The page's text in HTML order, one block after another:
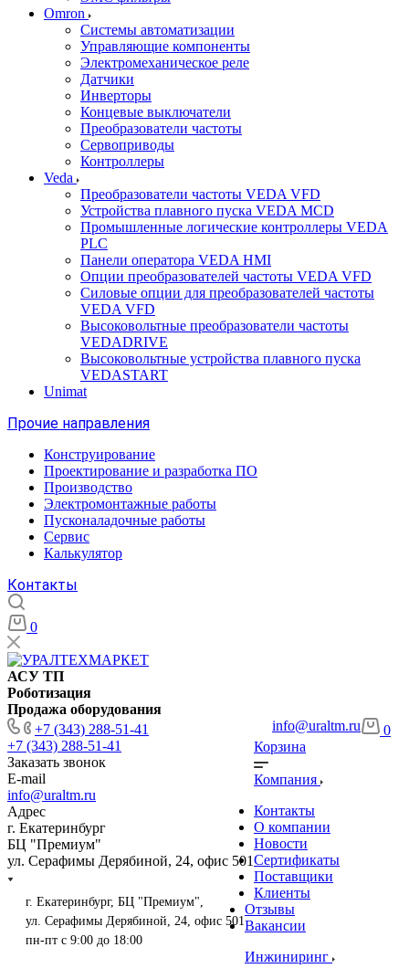
Omron
Системы автоматизации
Управляющие компоненты
Электромеханическое реле
Датчики
Инверторы
Концевые выключатели
Преобразователи частоты
Сервоприводы
Контроллеры
Veda
Преобразователи частоты VEDA VFD
Устройства плавного пуска VEDA MCD
Промышленные логические контроллеры VEDA
PLC
Панели оператора VEDA HMI
Опции преобразователей частоты VEDA VFD
Силовые опции для преобразователей частоты
VEDA VFD
Высоковольтные преобразователи частоты
VEDADRIVE
Высоковольтные устройства плавного пуска
VEDASTART
Unimat
Прочие направления
Конструирование
Проектирование и разработка ПО
Производство
Электромонтажные работы
Пусконаладочные работы
Сервис
Калькулятор
Контакты
0
АСУ ТП
Роботизация
Продажа оборудования
+7 (343) 288-51-41
+7 (343) 288-51-41
Заказать звонок
E-mail
info@uraltm.ru
Адрес
г. Екатеринбург
БЦ "Премиум"
ул. Серафимы Дерябиной, 24, офис 501
info@uraltm.ru
г. Екатеринбург, БЦ "Премиум",
ул. Серафимы Дерябиной, 24, офис 501
пн-пт с 9:00 до 18:00
0
Корзина
Компания
Контакты
О компании
Новости
Сертификаты
Поставщики
Клиенты
Отзывы
Вакансии
Инжиниринг